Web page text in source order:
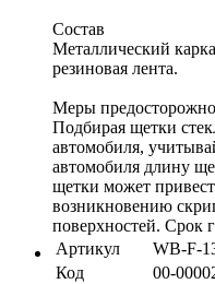
Состав
Металлический
резиновая лента.
Меры
Подбирая щетки
автомобиля,
автомобиля длину
щетки может
возникновению
поверхностей. Срок
Артикул
WB-F-
Код
00-